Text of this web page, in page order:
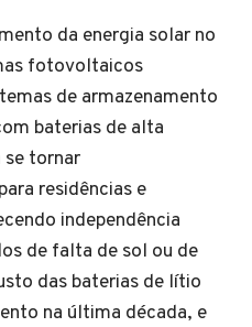
da energia solar no
fotovoltaicos
de armazenamento
baterias de alta
se tornar
residências e
independência
de falta de sol ou de
das baterias de lítio
na última década, e